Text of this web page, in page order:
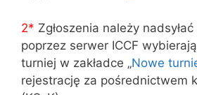
2* Zgłoszenia należy nadsyłać
poprzez serwer ICCF
turniej w zakładce „Nowe
rejestrację za pośrednictwem